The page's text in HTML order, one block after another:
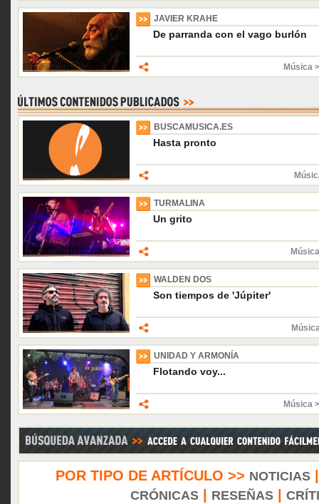
JAVIER KRAHE
De parranda con el vago burlón
Música
BUSCAMUSICA.ES
Hasta pronto
TURMALINA
Un grito
WALDEN DOS
Son tiempos de 'Júpiter'
UNIDAD Y ARMONÍA
Flotando voy...
Música
POR TIPO DE ARTÍCULO >> NOTICIAS
CRÓNICAS| RESEÑAS|